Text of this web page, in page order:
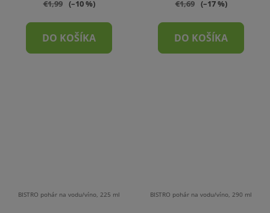
€1,99 (–10 %)
DO KOŠÍKA
€1,69 (–17 %)
DO KOŠÍKA
BISTRO pohár na vodu/víno, 225 ml BISTRO pohár na vodu/víno, 290 ml